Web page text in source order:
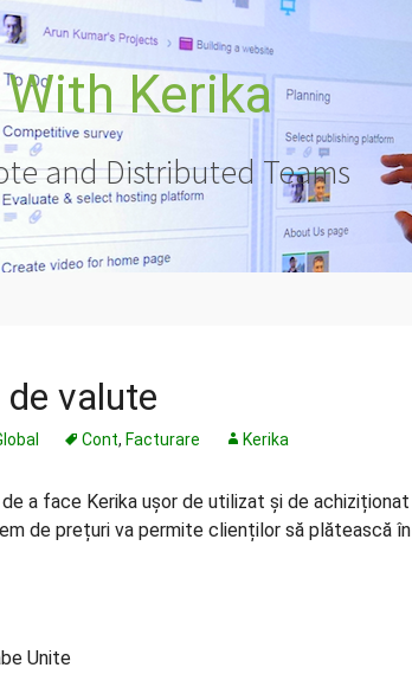
Kerika
and Distributed Teams
valute
Cont, Facturare Kerika
a face Kerika ușor de utilizat și de achiziționat
de prețuri va permite clienților să plătească în
Unite